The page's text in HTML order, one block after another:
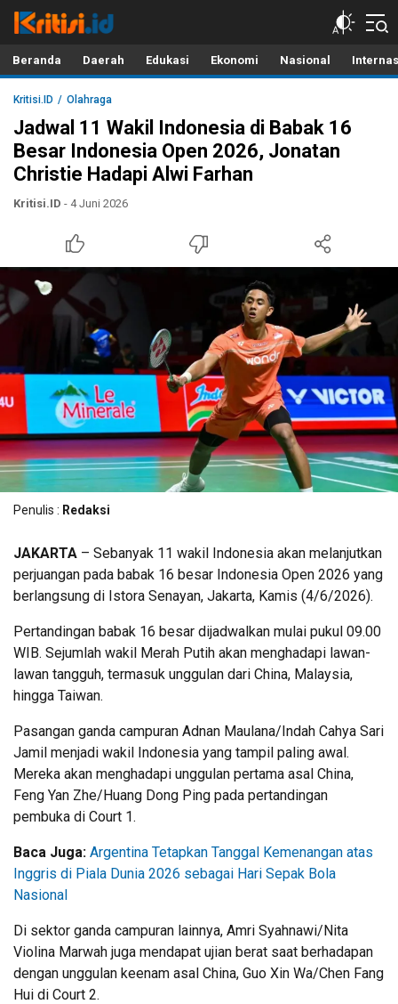
Kritisi.ID
Kritik untuk Negeri!
Beranda Daerah Edukasi Ekonomi Nasional
Kritisi.ID Olahraga
Jadwal 11 Wakil Indonesia di Babak 16
Besar Indonesia Open 2026, Jonatan
Christie Hadapi Alwi Farhan
Kritisi.ID - 4 Juni 2026
Penulis : Redaksi
JAKARTA – Sebanyak 11 wakil Indonesia akan melanjutkan
perjuangan pada babak 16 besar Indonesia Open 2026 yang
berlangsung di Istora Senayan, Jakarta, Kamis (4/6/2026).
Pertandingan babak 16 besar dijadwalkan mulai pukul 09.00
WIB. Sejumlah wakil Merah Putih akan menghadapi lawan-
lawan tangguh, termasuk unggulan dari China, Malaysia,
hingga Taiwan.
Pasangan ganda campuran Adnan Maulana/Indah Cahya Sari
Jamil menjadi wakil Indonesia yang tampil paling awal.
Mereka akan menghadapi unggulan pertama asal China,
Feng Yan Zhe/Huang Dong Ping pada pertandingan
pembuka di Court 1.
Baca Juga: Argentina Tetapkan Tanggal Kemenangan atas
Inggris di Piala Dunia 2026 sebagai Hari Sepak Bola
Nasional
Di sektor ganda campuran lainnya, Amri Syahnawi/Nita
Violina Marwah juga mendapat ujian berat saat berhadapan
dengan unggulan keenam asal China, Guo Xin Wa/Chen Fang
Hui di Court 2.